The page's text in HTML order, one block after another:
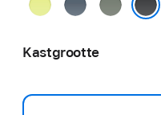
NeongeelAnkerblauw
Groengrijs
Kastgrootte